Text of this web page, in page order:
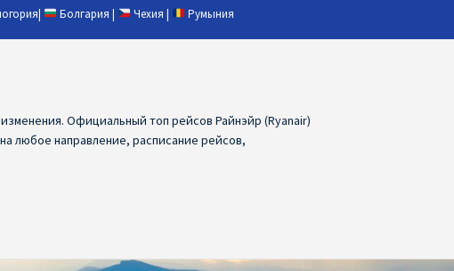
| Болгария | Чехия | Румыния
Официальный топ рейсов Райнэйр (Ryanair)
любое направление, расписание рейсов,